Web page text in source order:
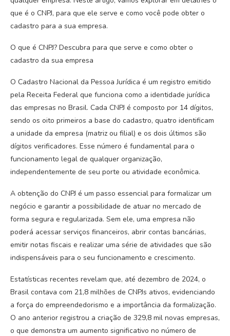
que é o CNPJ, para que ele serve e como você pode obter o
cadastro para a sua empresa.
O que é CNPJ? Descubra para que serve e como obter o
cadastro da sua empresa
O Cadastro Nacional da Pessoa Jurídica é um registro emitido
pela Receita Federal que funciona como a identidade jurídica
das empresas no Brasil. Cada CNPJ é composto por 14 dígitos,
sendo os oito primeiros a base do cadastro, quatro identificam
a unidade da empresa (matriz ou filial) e os dois últimos são
dígitos verificadores. Esse número é fundamental para o
funcionamento legal de qualquer organização,
independentemente de seu porte ou atividade econômica.
A obtenção do CNPJ é um passo essencial para formalizar um
negócio e garantir a possibilidade de atuar no mercado de
forma segura e regularizada. Sem ele, uma empresa não
poderá acessar serviços financeiros, abrir contas bancárias,
emitir notas fiscais e realizar uma série de atividades que são
indispensáveis para o seu funcionamento e crescimento.
Estatísticas recentes revelam que, até dezembro de 2024, o
Brasil contava com 21,8 milhões de CNPJs ativos, evidenciando
a força do empreendedorismo e a importância da formalização.
O ano anterior registrou a criação de 329,8 mil novas empresas,
o que demonstra um aumento significativo no número de